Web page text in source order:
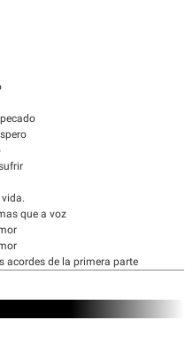
que a voz
acordes de la primera parte